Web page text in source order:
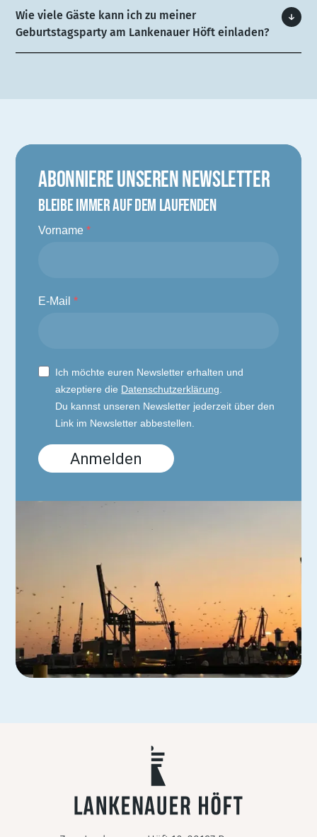
Wie viele Gäste kann ich zu meiner
Geburtstagsparty am Lankenauer Höft einladen?
ABONNIERE UNSEREN NEWSLETTER
BLEIBE IMMER AUF DEM LAUFENDEN
Vorname
E-Mail
Ich möchte euren Newsletter erhalten und
akzeptiere die Datenschutzerklärung
Du kannst unseren Newsletter jederzeit über den
Link im Newsletter abbestellen.
Anmelden